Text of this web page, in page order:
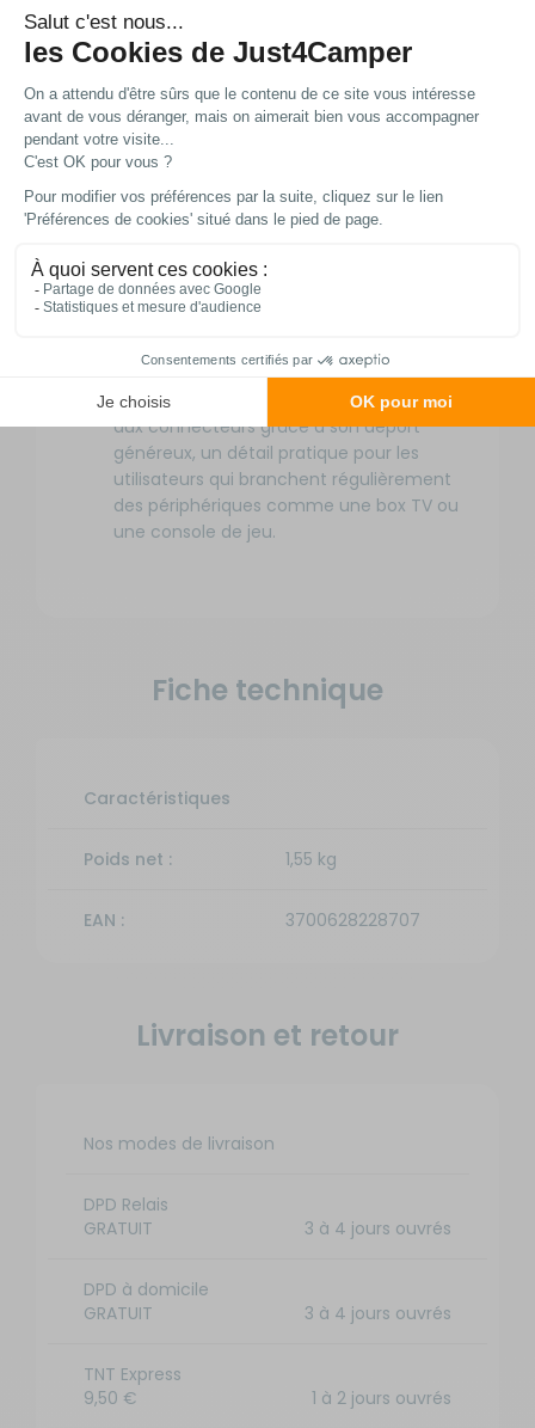
un atout essentiel pour les longs voyages
ou les déplacements fréquents.
Compatible avec la norme VESA, ce
support s'adapte à la majorité des
téléviseurs du marché, vous offrant une
solution universelle pour équiper votre
espace sans vous soucier des contraintes
modèle récent ou un écran plus ancien.
s'intègrent discrètement à l'intérieur de
votre camping-car ou caravane, tout en
permettant un accès facile aux câbles et
aux connecteurs grâce à son déport
généreux, un détail pratique pour les
utilisateurs qui branchent régulièrement
des périphériques comme une box TV ou
une console de jeu.
Fiche technique
Caractéristiques
Poids net : 1,55 kg
EAN : 3700628228707
Livraison et retour
Nos modes de livraison
DPD Relais
GRATUIT
3 à 4 jours ouvrés
DPD à domicile
GRATUIT
3 à 4 jours ouvrés
TNT Express
9,50 €
1 à 2 jours ouvrés